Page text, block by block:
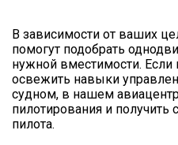
В зависимости от ваших
помогут подобрать
нужной вместимости. Если
освежить навыки
судном, в нашем
пилотирования и получить
пилота.